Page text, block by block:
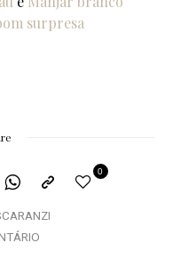
surpresa
0